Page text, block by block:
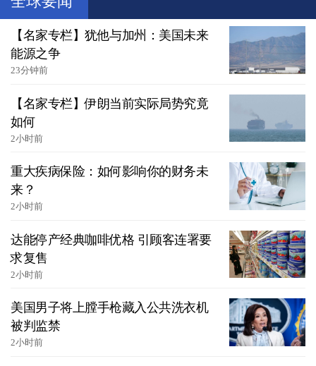
【名家专栏】犹他与加州：美国未来
能源之争
23分钟前
【名家专栏】伊朗当前实际局势究竟
如何
2小时前
重大疾病保险：如何影响你的财务未
来？
2小时前
达能停产经典咖啡优格 引顾客连署要
求复售
2小时前
美国男子将上膛手枪藏入公共洗衣机
被判监禁
2小时前